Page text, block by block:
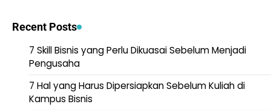
Recent Posts
7 Skill Bisnis yang Perlu Dikuasai Sebelum Menjadi
Pengusaha
7 Hal yang Harus Dipersiapkan Sebelum Kuliah di
Kampus Bisnis